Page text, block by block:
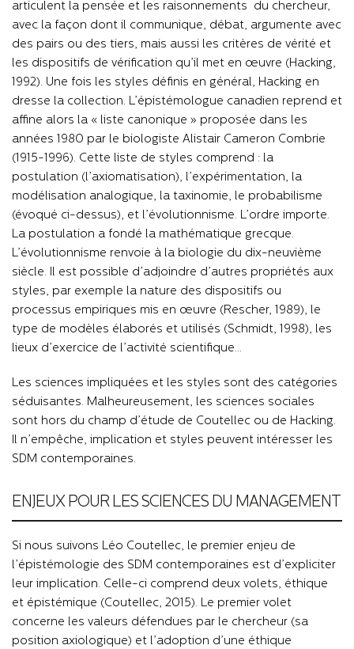
articulent la pensée et les raisonnements du chercheur,
avec la façon dont il communique, débat, argumente avec
des pairs ou des tiers, mais aussi les critères de vérité et
les dispositifs de vérification qu’il met en œuvre (Hacking,
1992). Une fois les styles définis en général, Hacking en
dresse la collection. L’épistémologue canadien reprend et
affine alors la « liste canonique » proposée dans les
années 1980 par le biologiste Alistair Cameron Combrie
(1915-1996). Cette liste de styles comprend : la
postulation (l’axiomatisation), l’expérimentation, la
modélisation analogique, la taxinomie, le probabilisme
(évoqué ci-dessus), et l’évolutionnisme. L’ordre importe.
La postulation a fondé la mathématique grecque.
L’évolutionnisme renvoie à la biologie du dix-neuvième
siècle. Il est possible d’adjoindre d’autres propriétés aux
styles, par exemple la nature des dispositifs ou
processus empiriques mis en œuvre (Rescher, 1989), le
type de modèles élaborés et utilisés (Schmidt, 1998), les
lieux d’exercice de l’activité scientifique...
Les sciences impliquées et les styles sont des catégories
séduisantes. Malheureusement, les sciences sociales
sont hors du champ d’étude de Coutellec ou de Hacking.
Il n’empêche, implication et styles peuvent intéresser les
SDM contemporaines.
ENJEUX POUR LES SCIENCES DU MANAGEMENT
Si nous suivons Léo Coutellec, le premier enjeu de
l’épistémologie des SDM contemporaines est d’expliciter
leur implication. Celle-ci comprend deux volets, éthique
et épistémique (Coutellec, 2015). Le premier volet
concerne les valeurs défendues par le chercheur (sa
position axiologique) et l’adoption d’une éthique